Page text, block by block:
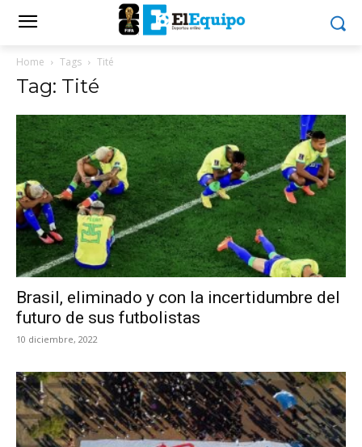
Home Tags Tité
Tag: Tité
Brasil, eliminado y con la incertidumbre del
futuro de sus futbolistas
10 diciembre, 2022